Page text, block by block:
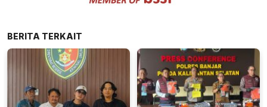
BERITA TERKAIT